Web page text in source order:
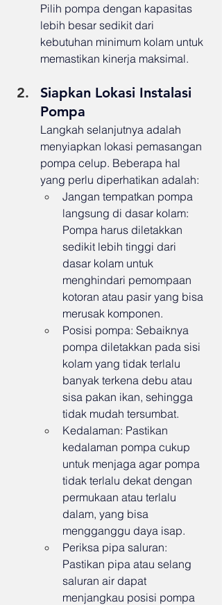
Pilih pompa dengan kapasitas
lebih besar sedikit dari
kebutuhan minimum kolam untuk
memastikan kinerja maksimal.
Siapkan Lokasi Instalasi
Pompa
Langkah selanjutnya adalah
menyiapkan lokasi pemasangan
pompa celup. Beberapa hal
yang perlu diperhatikan adalah:
Jangan tempatkan pompa
langsung di dasar kolam:
Pompa harus diletakkan
sedikit lebih tinggi dari
dasar kolam untuk
menghindari pemompaan
kotoran atau pasir yang bisa
merusak komponen.
Posisi pompa: Sebaiknya
pompa diletakkan pada sisi
kolam yang tidak terlalu
banyak terkena debu atau
sisa pakan ikan, sehingga
tidak mudah tersumbat.
Kedalaman: Pastikan
kedalaman pompa cukup
untuk menjaga agar pompa
tidak terlalu dekat dengan
permukaan atau terlalu
dalam, yang bisa
mengganggu daya isap.
Periksa pipa saluran:
Pastikan pipa atau selang
saluran air dapat
menjangkau posisi pompa